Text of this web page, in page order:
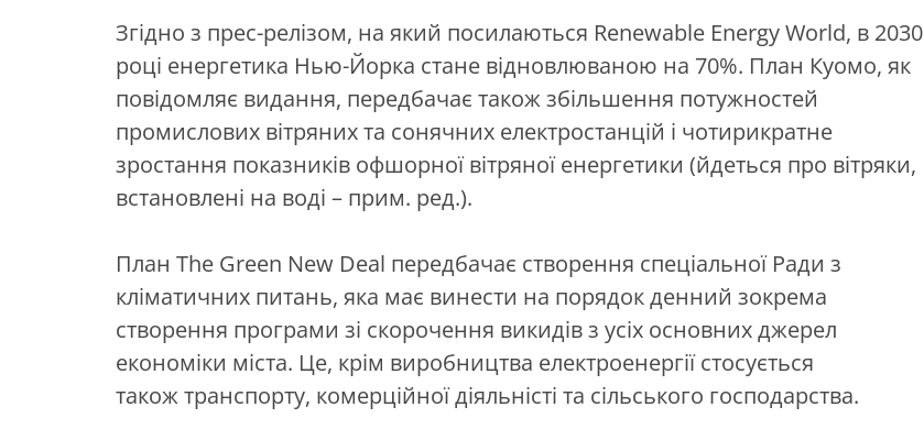
Згідно з прес-релізом, на який посилаються Renewable Energy World, в 2030
році енергетика Нью-Йорка стане відновлюваною на 70%. План Куомо, як
повідомляє видання, передбачає також збільшення потужностей
промислових вітряних та сонячних електростанцій і чотирикратне
зростання показників офшорної вітряної енергетики (йдеться про вітряки,
встановлені на воді – прим. ред.).
План The Green New Deal передбачає створення спеціальної Ради з
кліматичних питань, яка має винести на порядок денний зокрема
створення програми зі скорочення викидів з усіх основних джерел
економіки міста. Це, крім виробництва електроенергії стосується
також транспорту, комерційної діяльністі та сільського господарства.